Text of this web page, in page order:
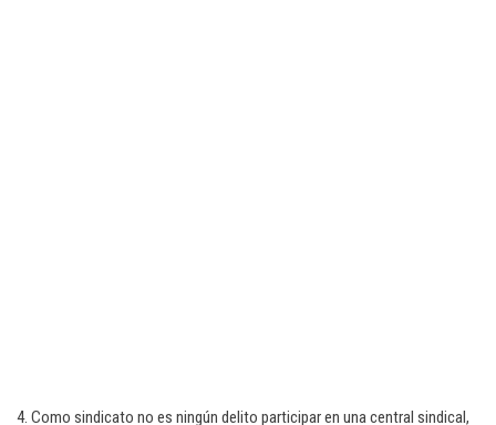
4. Como sindicato no es ningún delito participar en una central sindical,